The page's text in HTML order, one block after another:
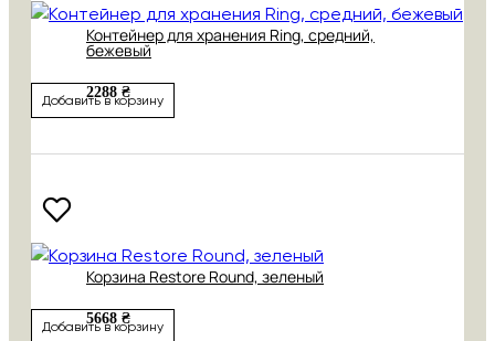
Контейнер для хранения Ring, средний,
бежевый
2288 ₴
Добавить в корзину
Корзина Restore Round, зеленый
5668 ₴
Добавить в корзину